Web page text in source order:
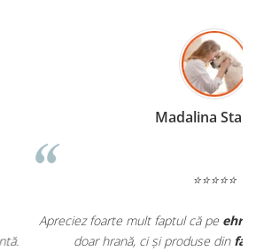
că peehranaanimale.rogăsesc nu
produse dinfarmacia veterinară: